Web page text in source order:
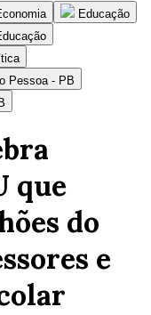
Educação
Pessoa - PB
que
do
e